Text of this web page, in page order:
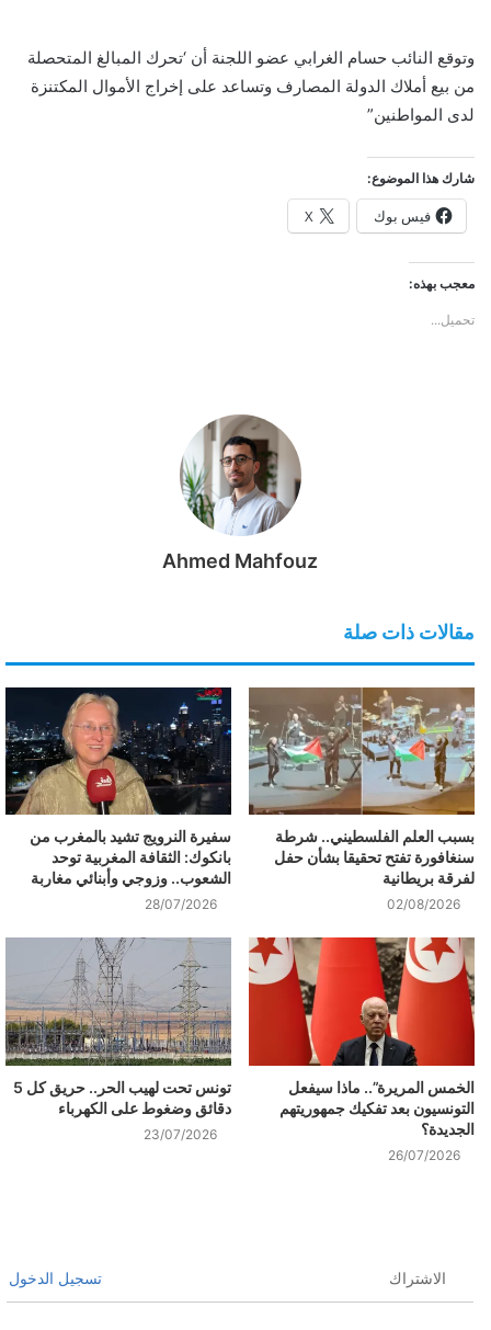
وتوقع النائب حسام الغرابي عضو اللجنة أن ‘تحرك المبالغ المتحصلة
من بيع أملاك الدولة المصارف وتساعد على إخراج الأموال المكتنزة
لدى المواطنين”
شارك هذا الموضوع:
فيس بوك X
معجب بهذه:
تحميل...
Ahmed Mahfouz
مقالات ذات صلة
بسبب العلم الفلسطيني.. شرطة
سنغافورة تفتح تحقيقا بشأن حفل
لفرقة بريطانية
02/08/2026
سفيرة النرويج تشيد بالمغرب من
بانكوك: الثقافة المغربية توحد
الشعوب.. وزوجي وأبنائي مغاربة
28/07/2026
الخمس المريرة”.. ماذا سيفعل
التونسيون بعد تفكيك جمهوريتهم
الجديدة؟
26/07/2026
تونس تحت لهيب الحر.. حريق كل 5
دقائق وضغوط على الكهرباء
23/07/2026
الاشتراك تسجيل الدخول